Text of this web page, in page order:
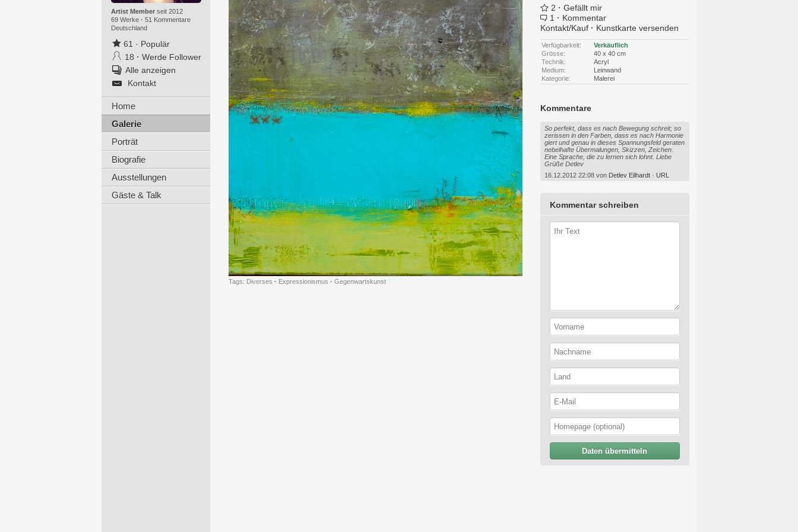
Artist Memberseit 2012
69 Werke · 51 Kommentare
Deutschland
61 · Populär
18 · Werde Follower
Alle anzeigen
Kontakt
Home
Galerie
Porträt
Biografie
Ausstellungen
Gäste & Talk
Tags: Diverses · Expressionismus · Gegenwartskunst
2 · Gefällt mir
1 · Kommentar
Kontakt/Kauf · Kunstkarte versenden
Verfügbarkeit:
Verkäuflich
Grösse:
40 x 40 cm
Technik:
Acryl
Medium:
Leinwand
Kategorie:
Malerei
Kommentare
So perfekt, dass es nach Bewegung schreit; so
zerissen in den Farben, dass es nach Harmonie
giert und genau in dieses Spannungsfeld geraten
nebelhafte Übermalungen, Skizzen, Zeichen.
Eine Sprache, die zu lernen sich lohnt. Liebe
Grüße Detlev
16.12.2012 22:08 von Detlev Eilhardt· URL
Kommentar schreiben
Daten übermitteln